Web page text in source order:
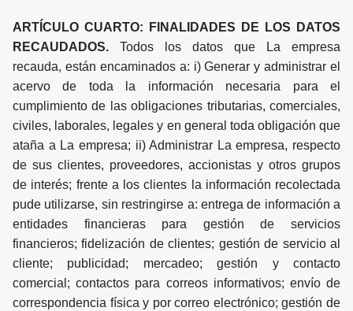
ARTÍCULO CUARTO: FINALIDADES DE LOS DATOS
RECAUDADOS. Todos los datos que La empresa
recauda, están encaminados a: i) Generar y administrar el
acervo de toda la información necesaria para el
cumplimiento de las obligaciones tributarias, comerciales,
civiles, laborales, legales y en general toda obligación que
ataña a La empresa; ii) Administrar La empresa, respecto
de sus clientes, proveedores, accionistas y otros grupos
de interés; frente a los clientes la información recolectada
pude utilizarse, sin restringirse a: entrega de información a
entidades financieras para gestión de servicios
financieros; fidelización de clientes; gestión de servicio al
cliente; publicidad; mercadeo; gestión y contacto
comercial; contactos para correos informativos; envío de
correspondencia física y por correo electrónico; gestión de